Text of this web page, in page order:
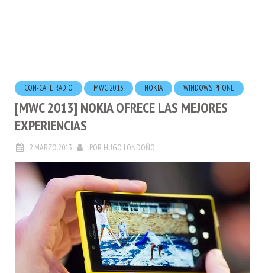
CON-CAFE RADIO MWC 2013 NOKIA WINDOWS PHONE
[MWC 2013] NOKIA OFRECE LAS MEJORES
EXPERIENCIAS
2.MARZO.2013 POR HUGO LONDOÑO